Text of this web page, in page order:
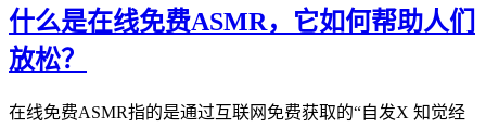
什么是在线免费ASMR，它如何帮助人们
放松？
在线免费ASMR指的是通过互联网免费获取的“自发X 知觉经